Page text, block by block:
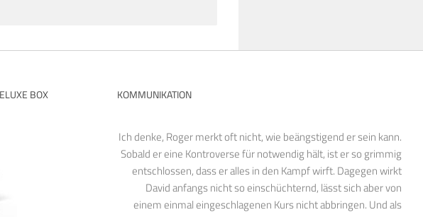
BOX KOMMUNIKATION
Ich denke, Roger merkt oft nicht, wie beängstigend er sein kann.
Sobald er eine Kontroverse für notwendig hält, ist er so grimmig
entschlossen, dass er alles in den Kampf wirft. Dagegen wirkt
David anfangs nicht so einschüchternd, lässt sich aber von
einem einmal eingeschlagenen Kurs nicht abbringen. Und als